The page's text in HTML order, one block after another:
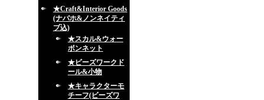
★Craft&Interior Goods
(ナバホ&ノンネイティ
ブ込)
★スカル&ウォー
ボンネット
★ビーズワークド
ール&小物
★キャラクターモ
チーフ(ビーズワ